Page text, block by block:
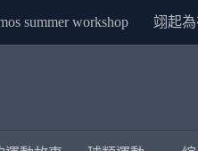
summer workshop 翊起